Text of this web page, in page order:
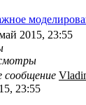
2015, 23:55
сообщение
23:55